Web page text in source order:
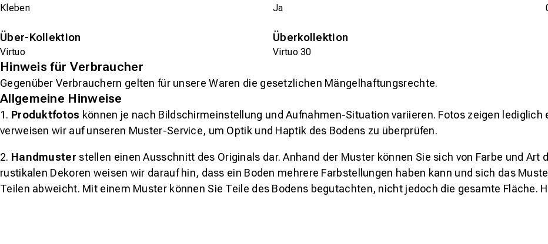
Kleben Ja
Über-Kollektion
Virtuo
Überkollektion
Virtuo 30
Hinweis für Verbraucher
Gegenüber Verbrauchern gelten für unsere Waren die gesetzlichen Mängelhaftungsrechte.
Allgemeine Hinweise
1. Produktfotos können je nach Bildschirmeinstellung und Aufnahmen-Situation variieren. Fotos zeigen
verweisen wir auf unseren Muster-Service, um Optik und Haptik des Bodens zu überprüfen.
2. Handmuster stellen einen Ausschnitt des Originals dar. Anhand der Muster können Sie sich von Farbe und
rustikalen Dekoren weisen wir darauf hin, dass ein Boden mehrere Farbstellungen haben kann und sich das
Teilen abweicht. Mit einem Muster können Sie Teile des Bodens begutachten, nicht jedoch die gesamte Fläche.